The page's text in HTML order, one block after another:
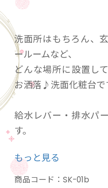
洗面所はもちろん、
ールームなど、
どんな場所に設置し
お洒落♪洗面化粧台で
給水レバー・排水パ
す。
もっと見る
商品コード： SK-01b